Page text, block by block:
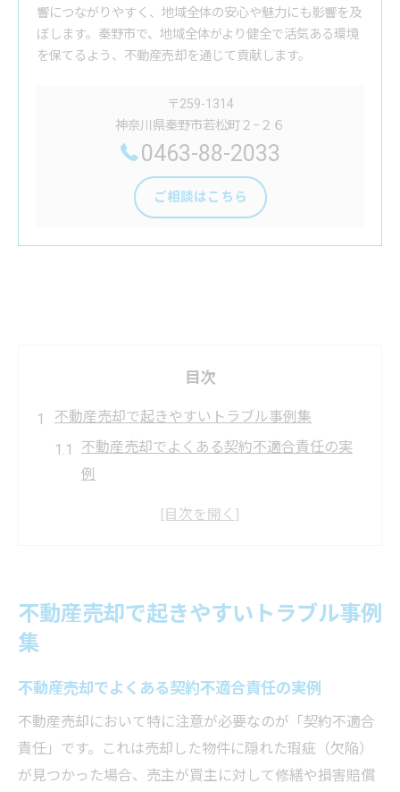
響につながりやすく、地域全体の安心や魅力にも影響を及
ぼします。秦野市で、地域全体がより健全で活気ある環境
を保てるよう、不動産売却を通じて貢献します。
〒259-1314
神奈川県秦野市若松町２−２６
0463-88-2033
ご相談はこちら
目次
不動産売却で起きやすいトラブル事例集
不動産売却でよくある契約不適合責任の実
例
仲介会社との誤解から生じる不動産売却ト
共有名義の不動産売却で起こる典型的なト
売主視点で見る不動産売却の注意点
不動産売却で起きやすいトラブル事例
集
不動産売却でよくある契約不適合責任の実例
不動産売却において特に注意が必要なのが「契約不適合
責任」です。これは売却した物件に隠れた瑕疵（欠陥）
が見つかった場合、売主が買主に対して修繕や損害賠償